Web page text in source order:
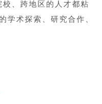
、跨地区的人才都粘
学术探索、研究合作、